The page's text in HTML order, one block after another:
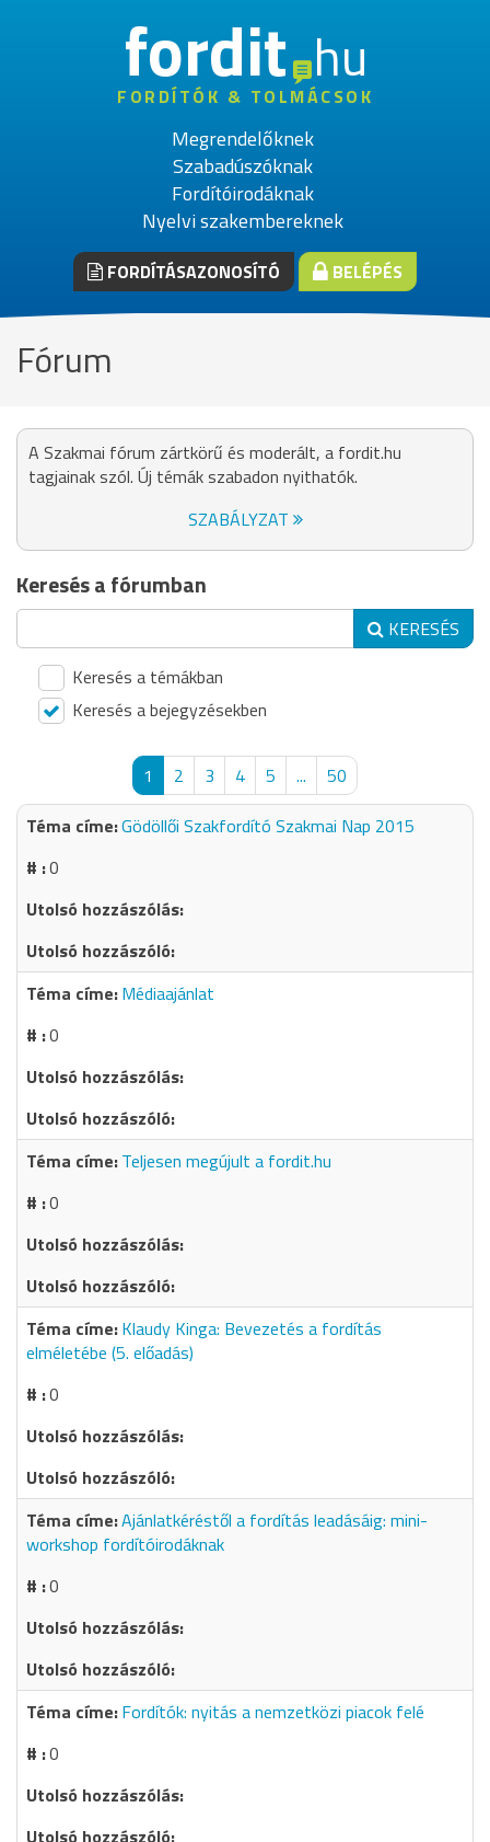
fordithu
FORDÍTÓK & TOLMÁCSOK
Megrendelőknek
Szabadúszóknak
Fordítóirodáknak
Nyelvi szakembereknek
FORDÍTÁSAZONOSÍTÓ BELÉPÉS
Fórum
A Szakmai fórum zártkörű és moderált, a fordit.hu
tagjainak szól. Új témák szabadon nyithatók.
SZABÁLYZAT
Keresés a fórumban
KERESÉS
Keresés a témákban
Keresés a bejegyzésekben
1 2 3 4 5 ...
50
Gödöllői Szakfordító Szakmai Nap 2015
0
Médiaajánlat
0
Teljesen megújult a fordit.hu
0
Klaudy Kinga: Bevezetés a fordítás
elméletébe (5. előadás)
0
Ajánlatkéréstől a fordítás leadásáig: mini-
workshop fordítóirodáknak
0
Fordítók: nyitás a nemzetközi piacok felé
0